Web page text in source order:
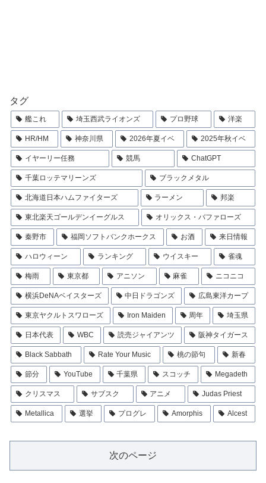
タグ
艦これ 埼玉西武ライオンズ プロ野球 洋楽
HR/HM 神奈川県 2026年夏イベ 2025年秋イベ
イヤーリー任務 競馬 ChatGPT
千葉ロッテマリーンズ ブラックメタル
北海道日本ハムファイターズ ラーメン 邦楽
東北楽天ゴールデンイーグルス オリックス・バファローズ
秦野市 福岡ソフトバンクホークス お酒 来日情報
ハロウィーン ランキング ウイスキー 雀魂
梅雨 東京都 アニソン 麻雀 ニコニコ
横浜DeNAベイスターズ 中日ドラゴンズ 広島東洋カープ
東京ヤクルトスワローズ Iron Maiden 周年 埼玉県
日本代表 WBC 読売ジャイアンツ 阪神タイガース
Black Sabbath Rate Your Music 桃の節句 新春
節分 YouTube 千葉県 スコッチ Megadeth
クリスマス サブスク アニメ Judas Priest
Metallica 選挙 プログレ Amorphis Alcest
次のページ